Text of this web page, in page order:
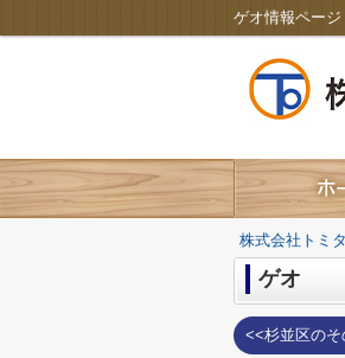
ゲオ情報ペー
株式会社トミ
ゲオ
<<杉並区の